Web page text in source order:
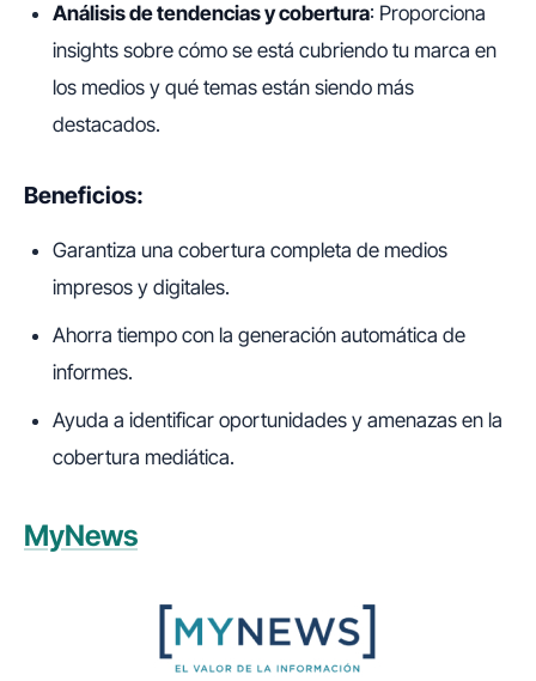
Análisis de tendencias y cobertura: Proporciona
insights sobre cómo se está cubriendo tu marca en
los medios y qué temas están siendo más
destacados.
Beneficios:
Garantiza una cobertura completa de medios
impresos y digitales.
Ahorra tiempo con la generación automática de
informes.
Ayuda a identificar oportunidades y amenazas en la
cobertura mediática.
MyNews